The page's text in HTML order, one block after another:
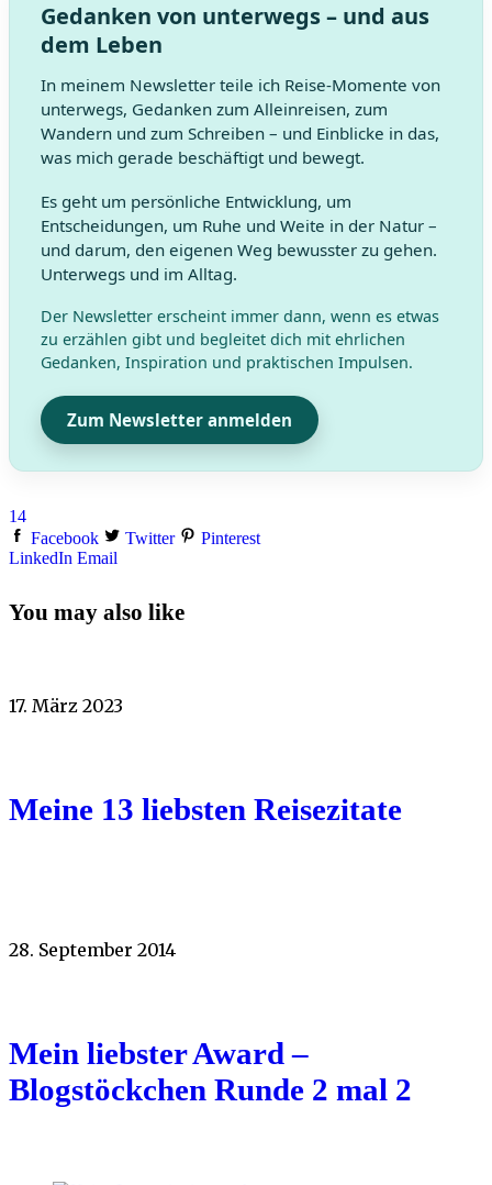
Gedanken von unterwegs – und aus
dem Leben
In meinem Newsletter teile ich Reise-Momente von
unterwegs, Gedanken zum Alleinreisen, zum
Wandern und zum Schreiben – und Einblicke in das,
was mich gerade beschäftigt und bewegt.
Es geht um persönliche Entwicklung, um
Entscheidungen, um Ruhe und Weite in der Natur –
und darum, den eigenen Weg bewusster zu gehen.
Unterwegs und im Alltag.
Der Newsletter erscheint immer dann, wenn es etwas
zu erzählen gibt und begleitet dich mit ehrlichen
Gedanken, Inspiration und praktischen Impulsen.
Zum Newsletter anmelden
14
Facebook
Twitter
Pinterest
LinkedIn Email
You may also like
17. März 2023
Meine 13 liebsten Reisezitate
28. September 2014
Mein liebster Award –
Blogstöckchen Runde 2 mal 2